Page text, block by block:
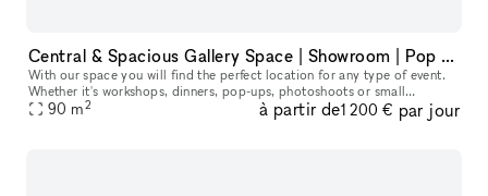
Central & Spacious Gallery Space | Showroom | Pop Up Location
With our space you will find the perfect location for any type of event.
Whether it's workshops, dinners, pop-ups, photoshoots or small
gatherings. Our venue is located on Karl-Marx-Allee, in Berlin
90 m2 à partir de1 200 € par jour